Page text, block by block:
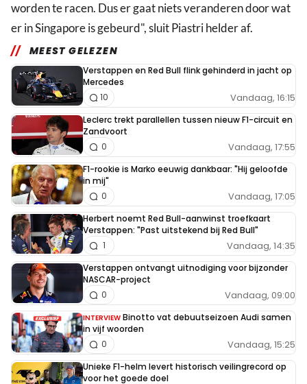
worden te racen. Dus er gaat niets veranderen door wat
er in Singapore is gebeurd", sluit Piastri helder af.
MEEST GELEZEN
Verstappen en Red Bull flink gehinderd in jacht op
Mercedes
Vandaag, 16:15
10
Leclerc trekt parallellen tussen nieuw F1-circuit en
Zandvoort
Vandaag, 17:55
0
F1-rookie is Marko eeuwig dankbaar: "Hij geloofde
in mij"
Vandaag, 17:05
0
Herbert noemt Red Bull-aanwinst troefkaart
Verstappen: "Past uitstekend bij Red Bull"
Vandaag, 14:35
1
Verstappen ontvangt uitnodiging voor bijzonder
NASCAR-project
Vandaag, 09:00
0
INTERVIEW Binotto vat debuutseizoen Audi samen
in vijf woorden
Vandaag, 15:25
0
Unieke F1-helm levert historisch veilingrecord op
voor het goede doel